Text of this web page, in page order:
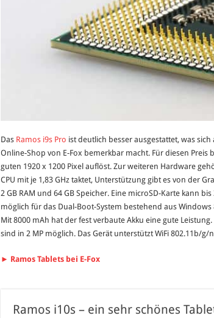
Das Ramos i9s Pro ist deutlich besser ausgestattet, was
Online-Shop von E-Fox bemerkbar macht. Für diesen
guten 1920 x 1200 Pixel auflöst. Zur weiteren Hardware
CPU mit je 1,83 GHz taktet, Unterstützung gibt es von der
2 GB RAM und 64 GB Speicher. Eine microSD-Karte kann
möglich für das Dual-Boot-System bestehend aus
Mit 8000 mAh hat der fest verbaute Akku eine gute
sind in 2 MP möglich. Das Gerät unterstützt WiFi 802.11b/
► Ramos Tablets bei E-Fox
Ramos i10s – ein sehr schönes